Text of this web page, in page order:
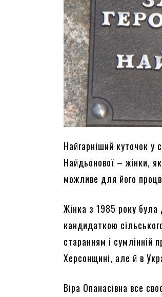
Найгарніший куточок у
Найдьонової – жінки,
можливе для його
Жінка з 1985 року була
кандидаткою
старанням і сумлінній
Херсонщині, але й в
Віра Опанасівна все